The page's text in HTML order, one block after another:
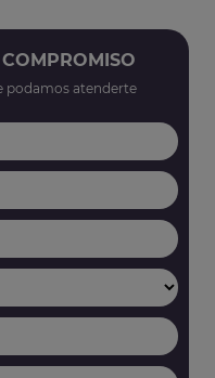
podamos atenderte